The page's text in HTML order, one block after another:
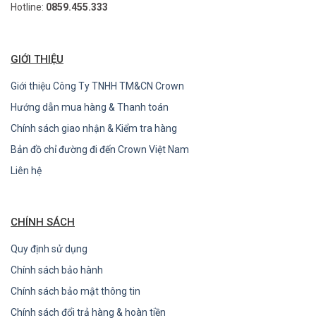
Hotline: 0859.455.333
GIỚI THIỆU
Giới thiệu Công Ty TNHH TM&CN Crown
Hướng dẫn mua hàng & Thanh toán
Chính sách giao nhận & Kiểm tra hàng
Bản đồ chỉ đường đi đến Crown Việt Nam
Liên hệ
CHÍNH SÁCH
Quy định sử dụng
Chính sách bảo hành
Chính sách bảo mật thông tin
Chính sách đổi trả hàng & hoàn tiền